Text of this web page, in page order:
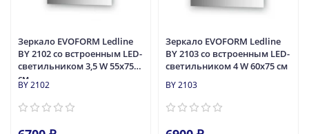
Зеркало EVOFORM Ledline
BY 2102 со встроенным LED-
светильником 3,5 W 55х75
cм
BY 2102
Зеркало EVOFORM Ledline
BY 2103 со встроенным LED-
светильником 4 W 60х75 cм
BY 2103